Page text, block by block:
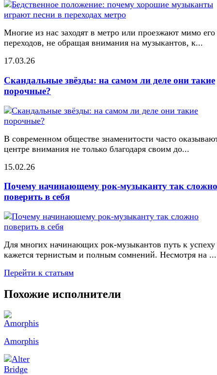
Многие из нас заходят в метро или проезжают мимо его
переходов, не обращая внимания на музыкантов, к...
17.03.26
Скандальные звёзды: на самом ли деле они такие
порочные?
В современном обществе знаменитости часто
центре внимания не только благодаря своим до...
15.02.26
Почему начинающему рок-музыканту так сложно
поверить в себя
Для многих начинающих рок-музыкантов путь к успеху
кажется тернистым и полным сомнений. Несмотря на ...
Перейти к статьям
Похожие исполнители
Amorphis